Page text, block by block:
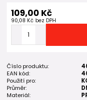
109,00 Kč
90,08 Kč bez DPH
Číslo produktu:
EAN kód:
Použití pro:
Průměr:
Materiál: